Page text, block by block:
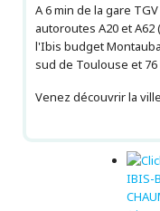
A 6 min de la gare
autoroutes A20 et
l'Ibis budget
sud de Toulouse et 76
Venez découvrir la